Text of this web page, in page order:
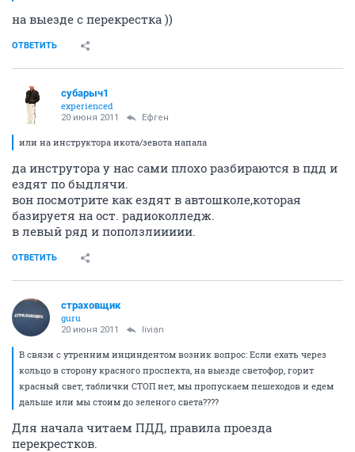
на выезде с перекрестка ))
ОТВЕТИТЬ
субарыч1
experienced
20 июня 2011 Ефген
или на инструктора икота/зевота напала
да инструтора у нас сами плохо разбираются в пдд и
ездят по быдлячи.
вон посмотрите как ездят в автошколе,которая
базируетя на ост. радиоколледж.
в левый ряд и поползлиииии.
ОТВЕТИТЬ
страховщик
guru
20 июня 2011 livian
В связи с утренним инциндентом возник вопрос: Если ехать через
кольцо в сторону красного проспекта, на выезде светофор, горит
красный свет, таблички СТОП нет, мы пропускаем пешеходов и едем
дальше или мы стоим до зеленого света????
Для начала читаем ПДД, правила проезда
перекрестков.